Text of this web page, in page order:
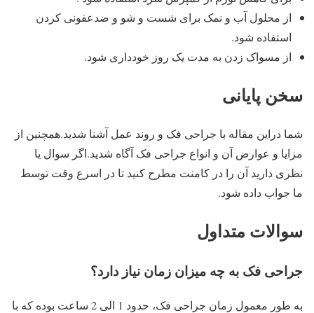
از محلول آب و نمک برای شست و شو و ضدعفونی کردن
استفاده شود.
از مسواک زدن به مدت یک روز خودداری شود.
سخن پایانی
شما دراین مقاله با جراحی فک و روند عمل آشنا شدید.همچنین از
مزایا و عوارض آن و انواع جراحی فک آگاه شدید.اگر سوال یا
نظری دارید آن را در کامنت مطرح کنید تا در اسرع وقت توسط
ما جواب داده شود.
سوالات متداول
جراحی فک به چه میزان زمان نیاز دارد؟
به طور معمول زمان جراحی فک، حدود 1 الی 2 ساعت بوده که با